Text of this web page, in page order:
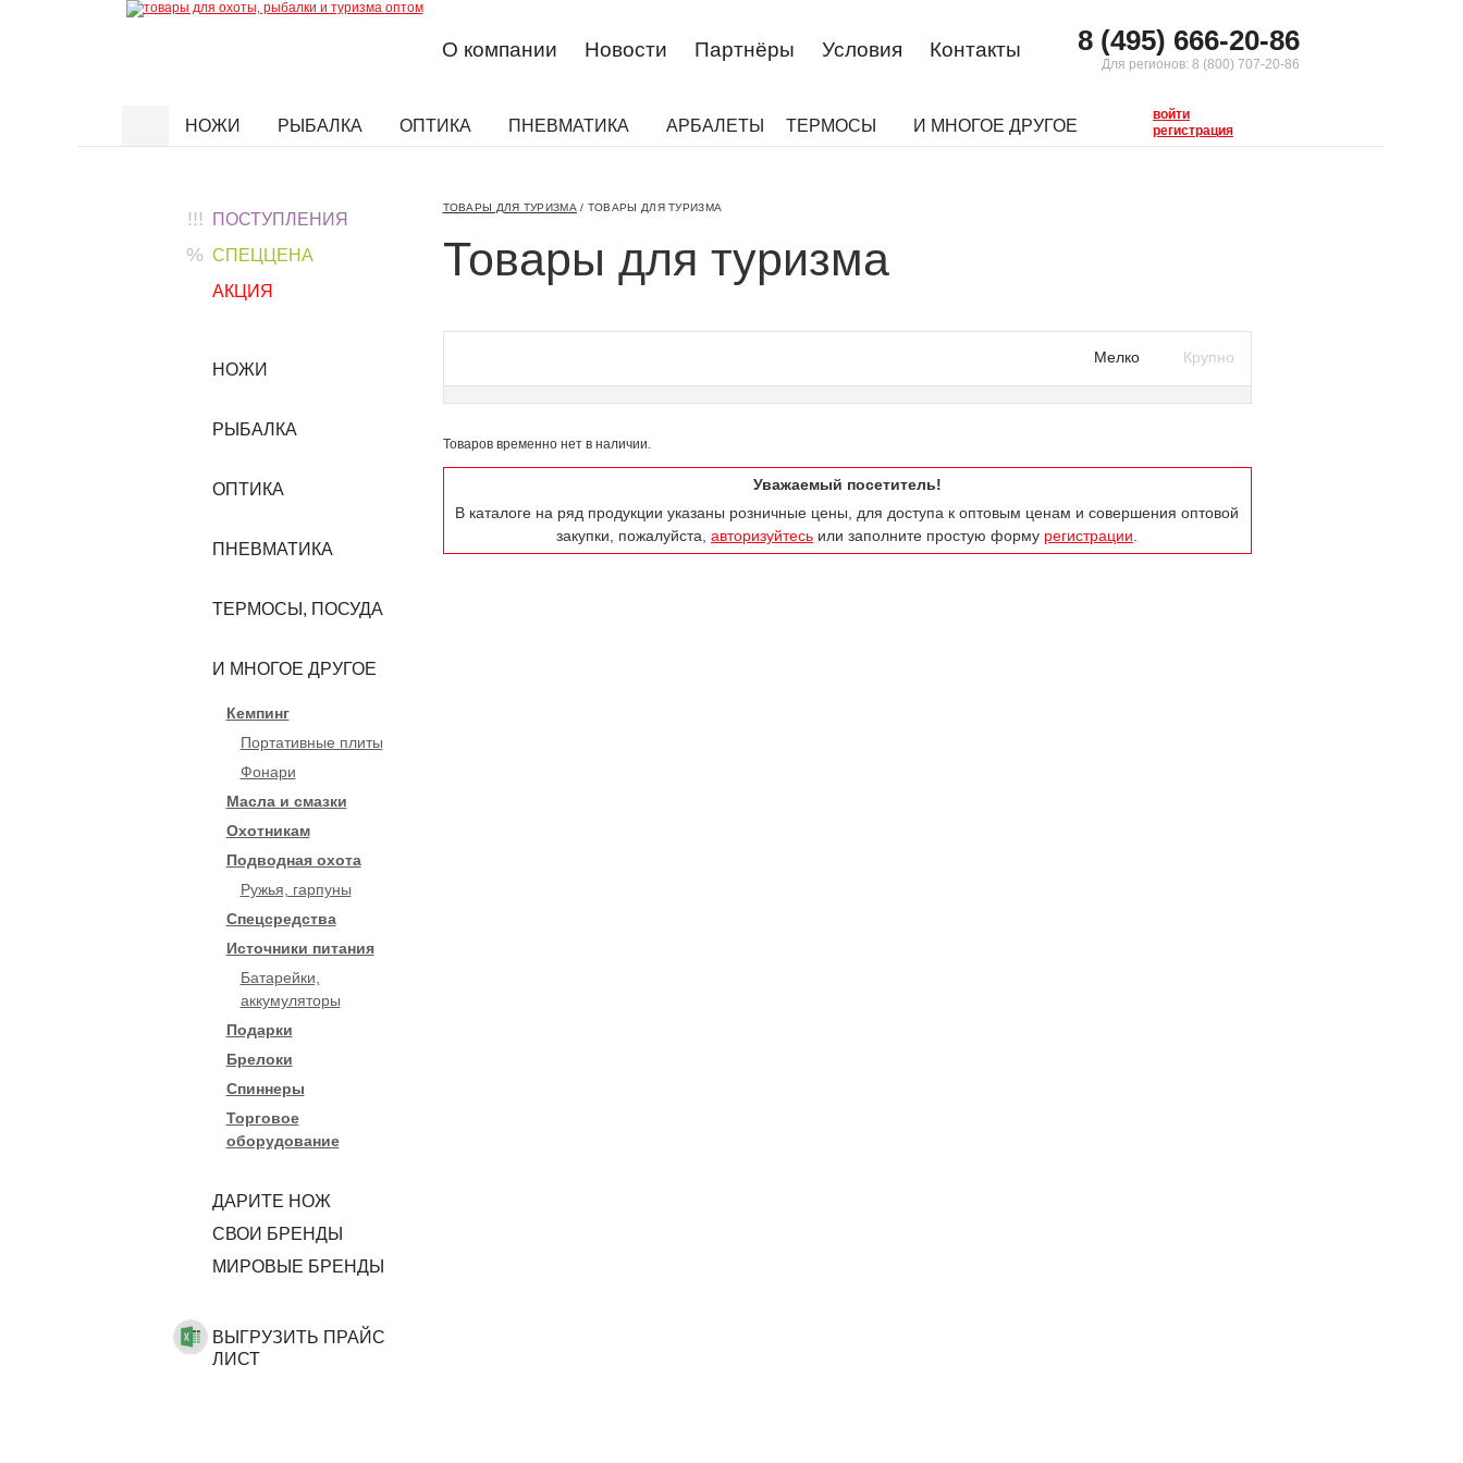
8 (495) 666-20-86
Для регионов: 8 (800) 707-20-86
О компании Новости Партнёры Условия Контакты
НОЖИ РЫБАЛКА ОПТИКА ПНЕВМАТИКА АРБАЛЕТЫ ТЕРМОСЫ И МНОГОЕ ДРУГОЕ
войти
регистрация
!!! ПОСТУПЛЕНИЯ
% СПЕЦЦЕНА
АКЦИЯ
НОЖИ
РЫБАЛКА
ОПТИКА
ПНЕВМАТИКА
ТЕРМОСЫ, ПОСУДА
И МНОГОЕ ДРУГОЕ
Кемпинг
Портативные плиты
Фонари
Масла и смазки
Охотникам
Подводная охота
Ружья, гарпуны
Спецсредства
Источники питания
Батарейки,
аккумуляторы
Подарки
Брелоки
Спиннеры
Торговое
оборудование
ДАРИТЕ НОЖ
CВОИ БРЕНДЫ
МИРОВЫЕ БРЕНДЫ
ВЫГРУЗИТЬ ПРАЙС
ЛИСТ
ТОВАРЫ ДЛЯ ТУРИЗМА / ТОВАРЫ ДЛЯ ТУРИЗМА
Товары для туризма
Мелко Крупно
Товаров временно нет в наличии.
Уважаемый посетитель!
В каталоге на ряд продукции указаны розничные цены, для доступа к оптовым ценам и совершения оптовой
закупки, пожалуйста, авторизуйтесь или заполните простую форму регистрации